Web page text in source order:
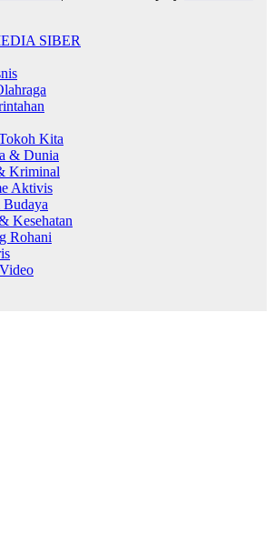
SIBER
Kita
& Dunia
Kriminal
Aktivis
Kesehatan
Rohani